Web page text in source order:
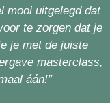
mooi uitgelegd dat
te zorgen dat je
je met de juiste
masterclass,
áán!”